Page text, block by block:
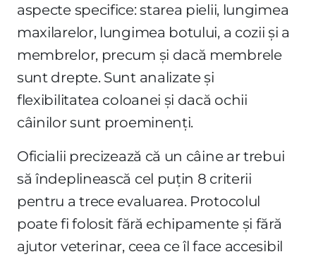
aspecte specifice: starea pielii, lungimea
maxilarelor, lungimea botului, a cozii și a
membrelor, precum și dacă membrele
sunt drepte. Sunt analizate și
flexibilitatea coloanei și dacă ochii
câinilor sunt proeminenți.
Oficialii precizează că un câine ar trebui
să îndeplinească cel puțin 8 criterii
pentru a trece evaluarea. Protocolul
poate fi folosit fără echipamente și fără
ajutor veterinar, ceea ce îl face accesibil